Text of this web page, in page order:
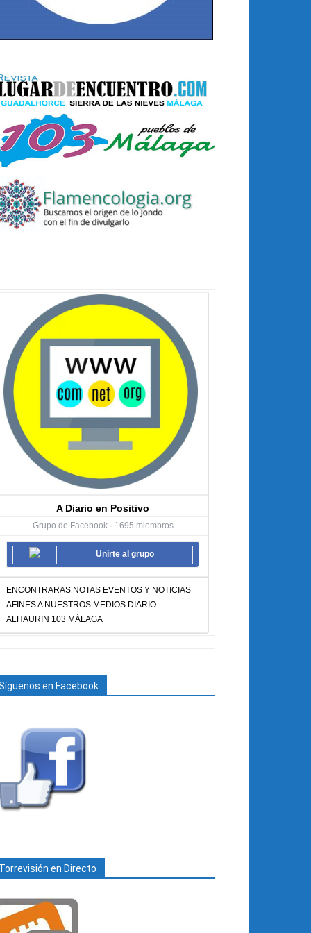
A Diario en Positivo
Grupo de Facebook · 1695 miembros
Unirte al grupo
ENCONTRARAS NOTAS EVENTOS Y NOTICIAS
AFINES A NUESTROS MEDIOS DIARIO
ALHAURIN 103 MÁLAGA
en Facebook
en Directo